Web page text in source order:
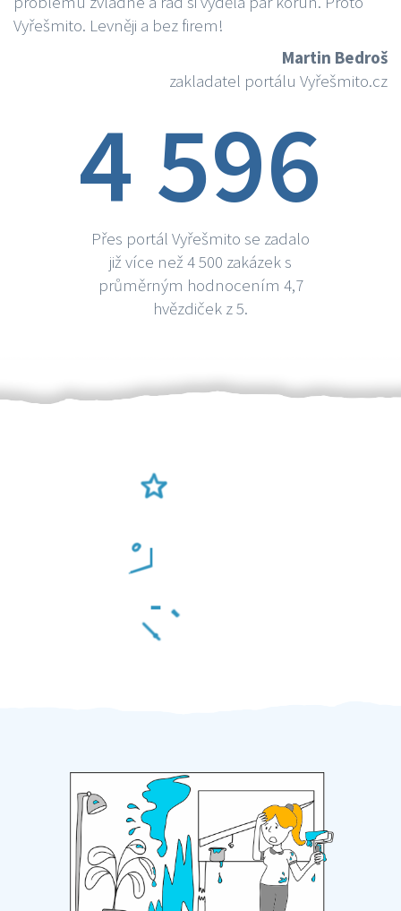
Vyřešmito. Levněji a bez firem!
Martin Bedroš
zakladatel portálu Vyřešmito.cz
4 596
Přes portál Vyřešmito se zadalo
již více než 4 500 zakázek s
průměrným hodnocením 4,7
hvězdiček z 5.